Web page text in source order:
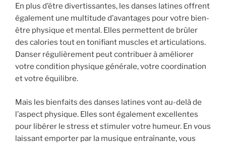
En plus d’être divertissantes, les danses latines offrent
également une multitude d’avantages pour votre bien-
être physique et mental. Elles permettent de brûler
des calories tout en tonifiant muscles et articulations.
Danser régulièrement peut contribuer à améliorer
votre condition physique générale, votre coordination
et votre équilibre.
Mais les bienfaits des danses latines vont au-delà de
l’aspect physique. Elles sont également excellentes
pour libérer le stress et stimuler votre humeur. En vous
laissant emporter par la musique entraînante, vous